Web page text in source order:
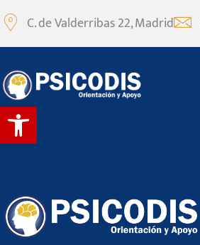
Abrir barra de herramientas
C. de Valderribas 22, Madrid